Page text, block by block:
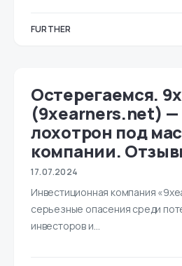
FURTHER
Остерегаемся.
(9xearners.net) —
лохотрон под
компании.
17.07.2024
Инвестиционная компания
серьезные опасения среди
инвесторов и…